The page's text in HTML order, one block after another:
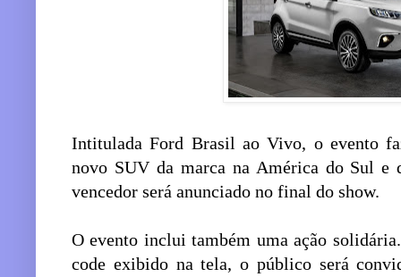
Intitulada Ford Brasil ao Vivo, o evento
novo SUV da marca na América do Sul e
vencedor será anunciado no final do show.
O evento inclui também uma ação
code exibido na tela, o público será